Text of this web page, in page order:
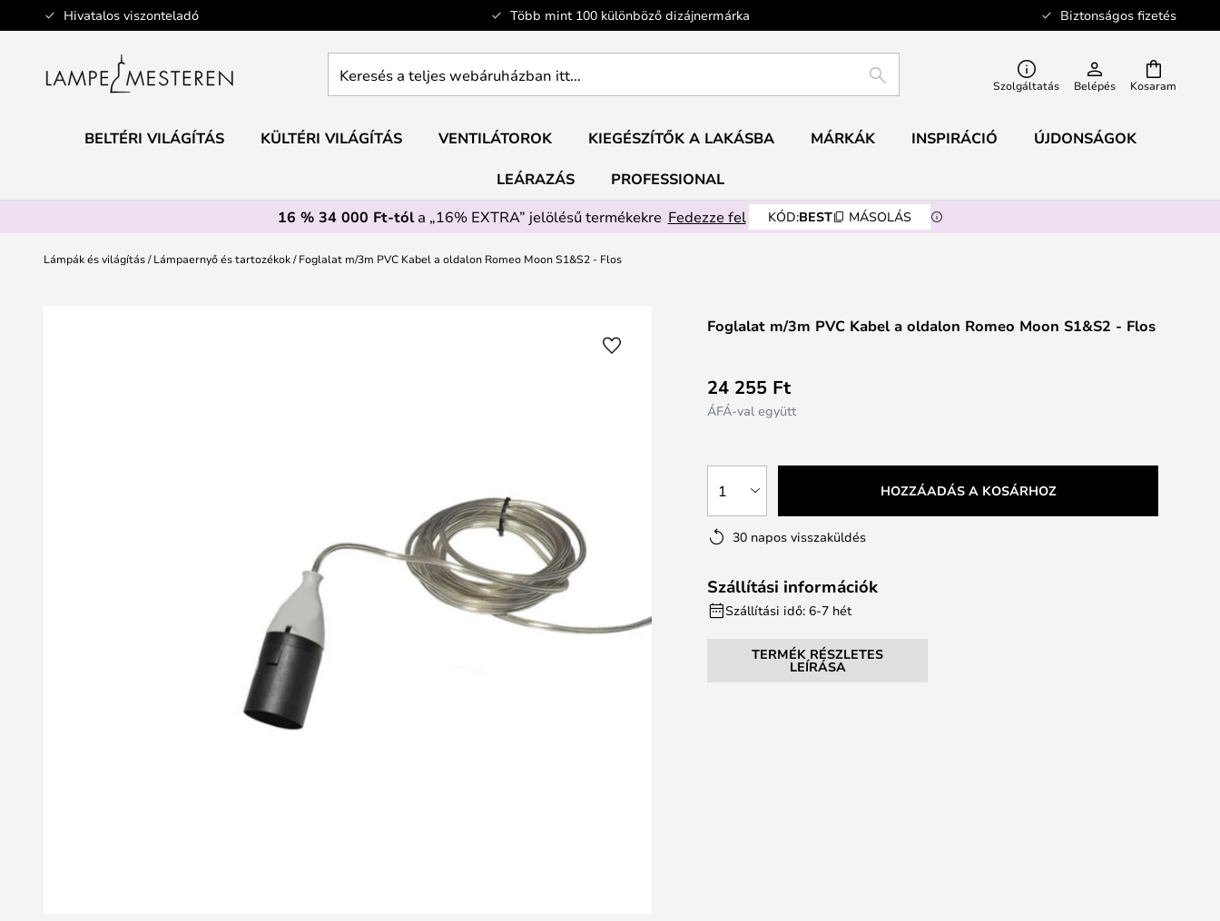
Hivatalos viszonteladó Több mint 100 különböző dizájnermárka Biztonságos fizetés
Ugrás
a
tartalomhoz
Kosaram
webáruházban
KERESÉS Szolgáltatás Belépés
BELTÉRI VILÁGÍTÁS KÜLTÉRI VILÁGÍTÁS VENTILÁTOROK KIEGÉSZÍTŐK A LAKÁSBA MÁRKÁK INSPIRÁCIÓ ÚJDONSÁGOK
LEÁRAZÁS
PROFESSIONAL
16 % 34 000 Ft-tóla „16% EXTRA” jelölésű termékekre Fedezze fel KÓD:BEST MÁSOLÁS
Lámpák és világítás Lámpaernyő és tartozékok Foglalat m/3m PVC Kabel a oldalon Romeo Moon S1&S2 - Flos
Foglalat m/3m PVC Kabel a oldalon Romeo Moon S1&S2 - Flos
24 255 Ft
ÁFÁ-val együtt
1 HOZZÁADÁS A KOSÁRHOZ
30 napos visszaküldés
Szállítási információk
Szállítási idő: 6-7 hét
TERMÉK RÉSZLETES
LEÍRÁSA